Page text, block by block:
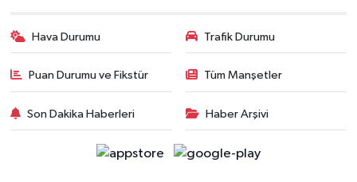
Hava Durumu Trafik Durumu
Puan Durumu ve Fikstür Tüm Manşetler
Son Dakika Haberleri Haber Arşivi